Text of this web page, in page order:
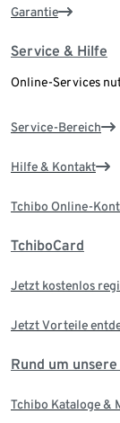
Garantie
Service & Hilfe
Online-Services
Service-Bereich
Hilfe & Kontakt
Tchibo Online-
TchiboCard
Jetzt kostenlos
Jetzt Vorteile
Rund um
Tchibo Kataloge &